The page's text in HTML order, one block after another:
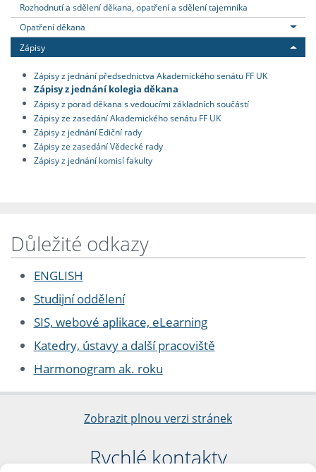
Rozhodnutí a sdělení děkana, opatření a sdělení tajemníka
Opatření děkana
Zápisy
Zápisy z jednání předsednictva Akademického senátu FF UK
Zápisy z jednání kolegia děkana
Zápisy z porad děkana s vedoucími základních součástí
Zápisy ze zasedání Akademického senátu FF UK
Zápisy z jednání Ediční rady
Zápisy ze zasedání Vědecké rady
Zápisy z jednání komisí fakulty
Důležité odkazy
ENGLISH
Studijní oddělení
SIS, webové aplikace, eLearning
Katedry, ústavy a další pracoviště
Harmonogram ak. roku
Zobrazit plnou verzi stránek
Rychlé kontakty